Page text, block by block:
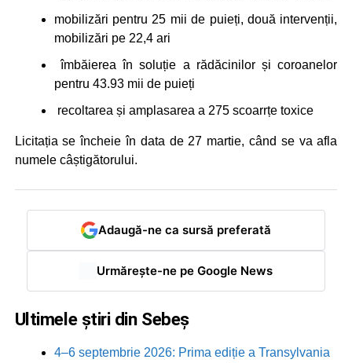
mobilizări pentru 25 mii de puieți, două intervenții,
mobilizări pe 22,4 ari
îmbăierea în soluție a rădăcinilor și coroanelor
pentru 43.93 mii de puieți
recoltarea și amplasarea a 275 scoarrțe toxice
Licitația se încheie în data de 27 martie, când se va afla
numele câștigătorului.
Adaugă-ne ca sursă preferată
Urmărește-ne pe Google News
Ultimele știri din Sebeș
4–6 septembrie 2026: Prima ediție a Transylvania